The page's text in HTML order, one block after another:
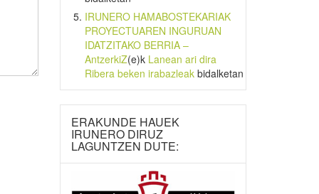
IRUNERO HAMABOSTEKARIAK
PROYECTUAREN INGURUAN
IDATZITAKO BERRIA –
AntzerkiZ(e)k Lanean ari dira
Ribera beken irabazleakbidalketan
ERAKUNDE HAUEK
IRUNERO DIRUZ
LAGUNTZEN DUTE: